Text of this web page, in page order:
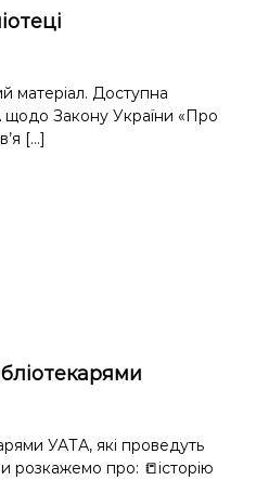
матеріал. Доступна
щодо Закону України «Про
[…]
УАТА, які проведуть
розкажемо про: 📒історію